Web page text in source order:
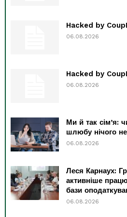
Hacked by
06.08.2026
Hacked by
06.08.2026
Ми й так сім’я:
шлюбу нічого
06.08.2026
Леся Карнаух:
активніше
бази
06.08.2026